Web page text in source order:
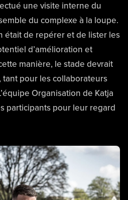
une visite interne du
du complexe à la loupe.
était de repérer et de lister les
d’amélioration et
manière, le stade devrait
tant pour les collaborateurs
Organisation de Katja
participants pour leur regard